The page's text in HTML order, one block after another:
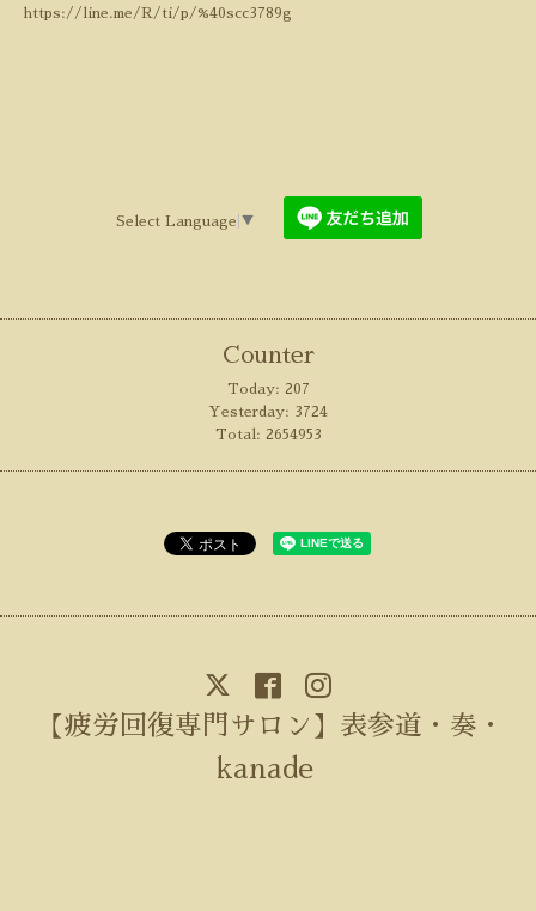
https://line.me/R/ti/p/%40scc3789g
Select Language ▼
Counter
Today: 207
Yesterday: 3724
Total: 2654953
【疲労回復専門サロン】表参道・奏・
kanade